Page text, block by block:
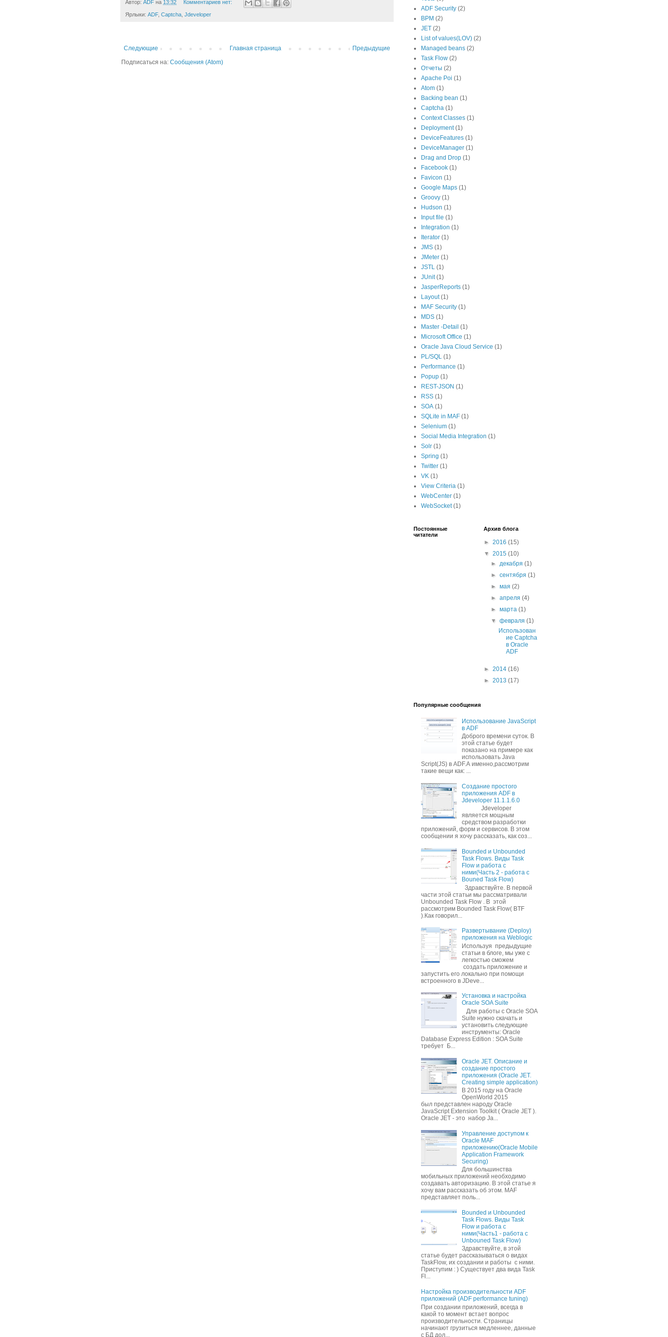
Автор: ADF на 13:32 Комментариев нет:
Ярлыки: ADF, Captcha Jdeveloper
Следующие Предыдущие
Главная страница
Подписаться на: Сообщения (Atom)
ADF Security (2)
BPM (2)
JET (2)
List of values(LOV) (2)
Managed beans (2)
Task Flow (2)
Отчеты (2)
Apache Poi (1)
Atom (1)
Backing bean (1)
Captcha (1)
Context Classes (1)
Deployment (1)
DeviceFeatures (1)
DeviceManager (1)
Drag and Drop (1)
Facebook (1)
Favicon (1)
Google Maps (1)
Groovy (1)
Hudson (1)
Input file (1)
Integration (1)
Iterator (1)
JMS (1)
JMeter (1)
JSTL (1)
JUnit (1)
JasperReports (1)
Layout (1)
MAF Security (1)
MDS (1)
Master -Detail (1)
Microsoft Office (1)
Oracle Java Cloud Service (1)
PL/SQL (1)
Performance (1)
Popup (1)
REST-JSON (1)
RSS (1)
SOA (1)
SQLite in MAF (1)
Selenium (1)
Social Media Integration (1)
Solr (1)
Spring (1)
Twitter (1)
VK (1)
View Criteria (1)
WebCenter (1)
WebSocket (1)
Постоянные
читатели
Архив блога
► 2016 (15)
▼ 2015 (10)
►декабря(1)
►сентября(1)
►мая(2)
►апреля(4)
►марта(1)
▼февраля(1)
Использован
ие Captcha
в Oracle
ADF
► 2014 (16)
► 2013 (17)
Популярные сообщения
Использование JavaScript
в ADF
Доброго времени суток. В
этой статье будет
показано на примере как
использовать Java
Script(JS) в ADF.А именно,рассмотрим
такие вещи как: ...
Создание простого
приложения ADF в
Jdeveloper 11.1.1.6.0
Jdeveloper
является мощным
средством разработки
приложений, форм и сервисов. В этом
сообщении я хочу рассказать, как соз...
Bounded и Unbounded
Task Flows. Виды Task
Flow и работа с
ними(Часть 2 - работа с
Bouned Task Flow)
Здравствуйте. В первой
части этой статьи мы рассматривали
Unbounded Task Flow . В этой
рассмотрим Bounded Task Flow( BTF
).Как говорил...
Развертывание (Deploy)
приложения на Weblogic
Используя предыдущие
статьи в блоге, мы уже с
легкостью сможем
создать приложение и
запустить его локально при помощи
встроенного в JDeve...
Установка и настройка
Oracle SOA Suite
Для работы c Oracle SOA
Suite нужно скачать и
установить следующие
инструменты: Oracle
Database Express Edition : SOA Suite
требует Б...
Oracle JET. Описание и
создание простого
приложения (Oracle JET.
Creating simple application)
В 2015 году на Oracle
OpenWorld 2015
был представлен народу Oracle
JavaScript Extension Toolkit ( Oracle JET ).
Oracle JET - это набор Ja...
Управление доступом к
Oracle MAF
приложению(Oracle Mobile
Application Framework
Securing)
Для большинства
мобильных приложений необходимо
создавать авторизацию. В этой статье я
хочу вам рассказать об этом. MAF
представляет поль...
Bounded и Unbounded
Task Flows. Виды Task
Flow и работа с
ними(Часть1 - работа с
Unbouned Task Flow)
Здравствуйте, в этой
статье будет рассказываться о видах
TaskFlow, их создании и работы с ними.
Приступим : ) Существует два вида Task
Fl...
Настройка производительности ADF
приложений (ADF performance tuning)
При создании приложений, всегда в
какой то момент встает вопрос
производительности. Страницы
начинают грузиться медленнее, данные
с БД дол...